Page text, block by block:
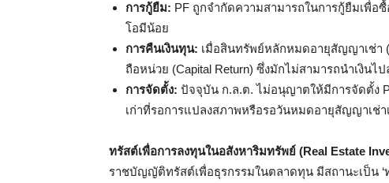
การกู้ยืม: PF ถูกจำกัดความสามารถในการกู้ยืมเพื่อ
โอมีน้อย
การคืนเงินทุน: เมื่อสินทรัพย์หลักหมดอายุสัญญาเช่า
ถือหน่วย (Capital Return) ซึ่งมักไม่สามารถนำเงินไ
การจัดตั้ง: ปัจจุบัน ก.ล.ต. ไม่อนุญาตให้มีการจัดตั้ง
เก่าที่รอการแปลงสภาพหรือรอวันหมดอายุสัญญาเช่า
ทรัสต์เพื่อการลงทุนในอสังหาริมทรัพย์ (Real Estate
ราชบัญญัติทรัสต์เพื่อธุรกรรมในตลาดทุน มีสถานะเป็น ‘